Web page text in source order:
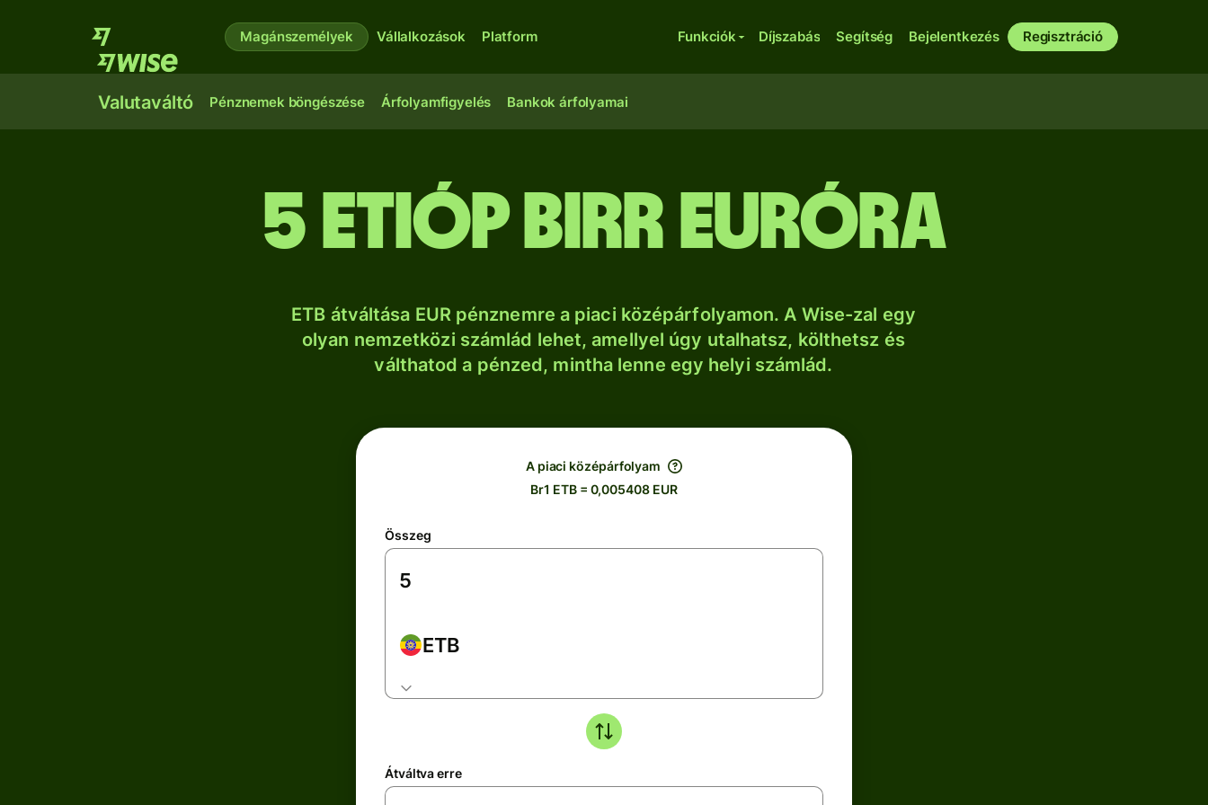
Magánszemélyek Vállalkozások Platform Funkciók Díjszabás Segítség Bejelentkezés Regisztráció
Valutaváltó Pénznemek böngészése Árfolyamfigyelés Bankok árfolyamai
5 etióp birr euróra
ETB átváltása EUR pénznemre a piaci középárfolyamon. A Wise-zal egy
olyan nemzetközi számlád lehet, amellyel úgy utalhatsz, költhetsz és
válthatod a pénzed, mintha lenne egy helyi számlád.
A piaci középárfolyam
Br1 ETB = 0,005408 EUR
Összeg
ETB
Átváltva erre